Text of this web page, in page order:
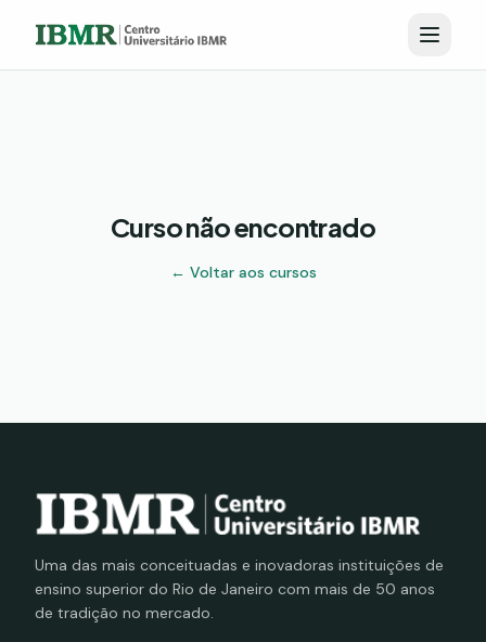
Curso não encontrado
← Voltar aos cursos
Uma das mais conceituadas e inovadoras instituições de
ensino superior do Rio de Janeiro com mais de 50 anos
de tradição no mercado.